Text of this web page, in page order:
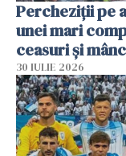
Percheziții pe
unei mari
ceasuri și
30 IULIE 2026